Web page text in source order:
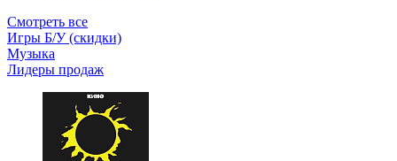
Смотреть все
Игры Б/У (скидки)
Музыка
Лидеры продаж